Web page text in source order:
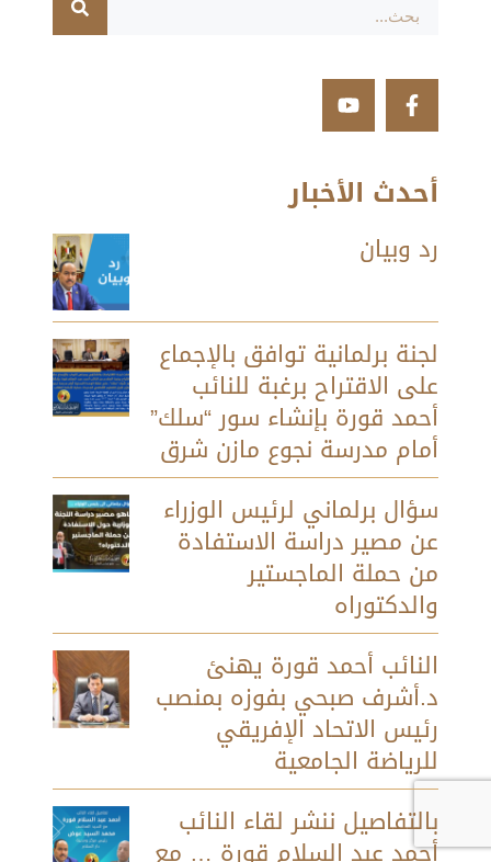
أحدث الأخبار
رد وبيان
لجنة برلمانية توافق بالإجماع
على الاقتراح برغبة للنائب
أحمد قورة بإنشاء سور “سلك”
أمام مدرسة نجوع مازن شرق
سؤال برلماني لرئيس الوزراء
عن مصير دراسة الاستفادة
من حملة الماجستير
والدكتوراه
النائب أحمد قورة يهنئ
د.أشرف صبحي بفوزه بمنصب
رئيس الاتحاد الإفريقي
للرياضة الجامعية
بالتفاصيل ننشر لقاء النائب